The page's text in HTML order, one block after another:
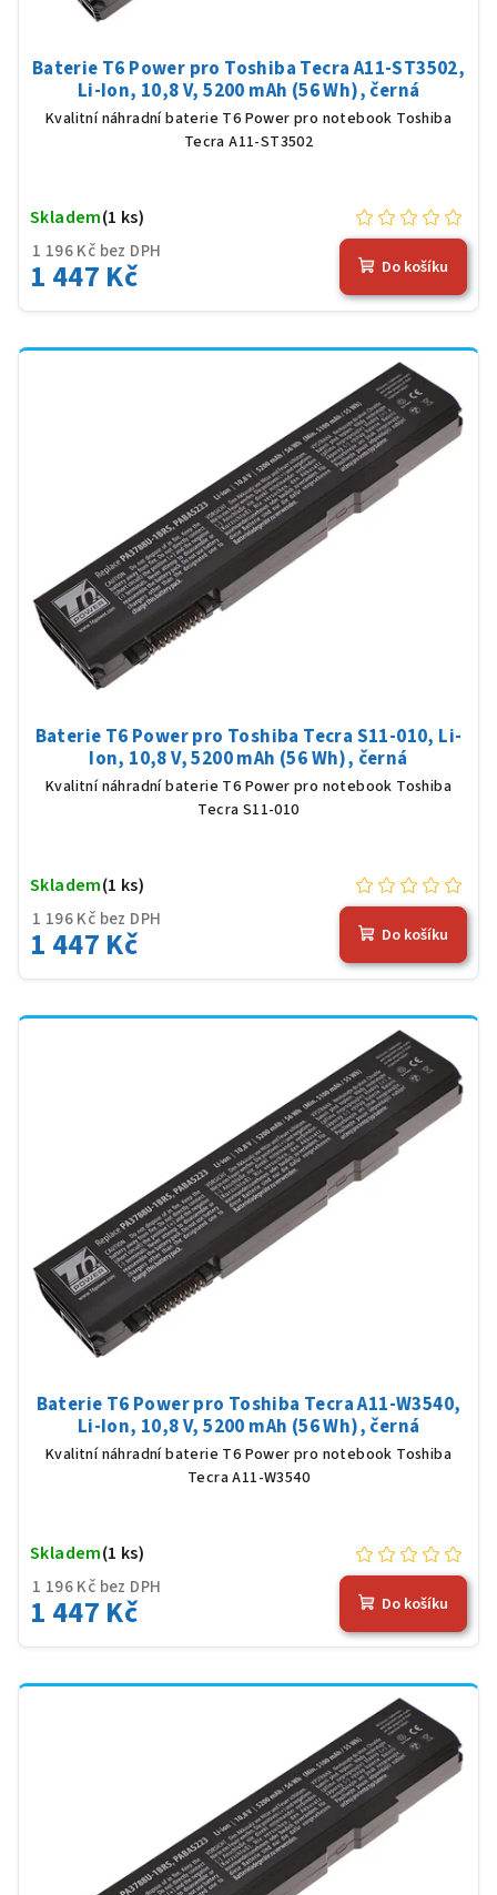
Baterie T6 Power pro Toshiba Tecra A11-ST3502,
Li-Ion, 10,8 V, 5200 mAh (56 Wh), černá
Kvalitní náhradní baterie T6 Power pro notebook Toshiba
Tecra A11-ST3502
1 196 Kč bez DPH
1 447 Kč
Skladem(1 ks)
Do košíku
Baterie T6 Power pro Toshiba Tecra S11-010, Li-
Ion, 10,8 V, 5200 mAh (56 Wh), černá
Kvalitní náhradní baterie T6 Power pro notebook Toshiba
Tecra S11-010
1 196 Kč bez DPH
1 447 Kč
Skladem(1 ks)
Do košíku
Baterie T6 Power pro Toshiba Tecra A11-W3540,
Li-Ion, 10,8 V, 5200 mAh (56 Wh), černá
Kvalitní náhradní baterie T6 Power pro notebook Toshiba
Tecra A11-W3540
1 196 Kč bez DPH
1 447 Kč
Skladem(1 ks)
Do košíku